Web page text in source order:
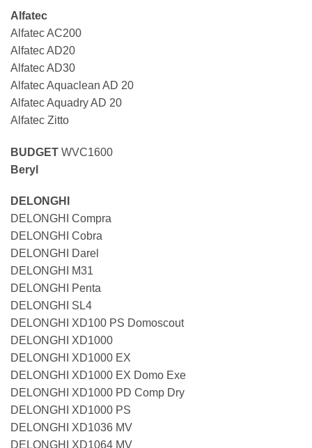
Alfatec
Alfatec AC200
Alfatec AD20
Alfatec AD30
Alfatec Aquaclean AD 20
Alfatec Aquadry AD 20
Alfatec Zitto
BUDGET WVC1600
Beryl
DELONGHI
DELONGHI Compra
DELONGHI Cobra
DELONGHI Darel
DELONGHI M31
DELONGHI Penta
DELONGHI SL4
DELONGHI XD100 PS Domoscout
DELONGHI XD1000
DELONGHI XD1000 EX
DELONGHI XD1000 EX Domo Exe
DELONGHI XD1000 PD Comp Dry
DELONGHI XD1000 PS
DELONGHI XD1036 MV
DELONGHI XD1064 MV